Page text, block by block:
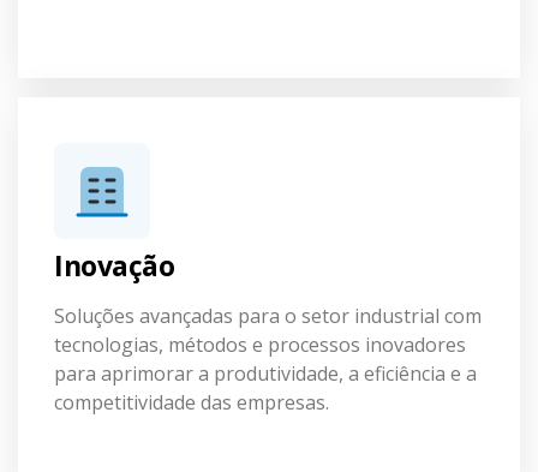
Inovação
Soluções avançadas para o setor industrial com
tecnologias, métodos e processos inovadores
para aprimorar a produtividade, a eficiência e a
competitividade das empresas.